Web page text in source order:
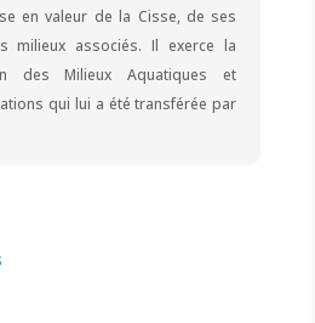
en valeur de la Cisse, de ses
milieux associés. Il exerce la
des Milieux Aquatiques et
qui lui a été transférée par